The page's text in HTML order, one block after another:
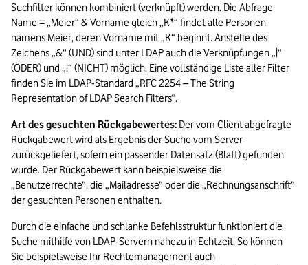
Suchfilter können kombiniert (verknüpft) werden. Die Abfrage
Name = „Meier“ & Vorname gleich „K*“ findet alle Personen
namens Meier, deren Vorname mit „K“ beginnt. Anstelle des
Zeichens „&“ (UND) sind unter LDAP auch die Verknüpfungen „|“
(ODER) und „!“ (NICHT) möglich. Eine vollständige Liste aller Filter
finden Sie im LDAP-Standard „RFC 2254 – The String
Representation of LDAP Search Filters“.
Art des gesuchten Rückgabewertes: Der vom Client abgefragte
Rückgabewert wird als Ergebnis der Suche vom Server
zurückgeliefert, sofern ein passender Datensatz (Blatt) gefunden
wurde. Der Rückgabewert kann beispielsweise die
„Benutzerrechte“, die „Mailadresse“ oder die „Rechnungsanschrift“
der gesuchten Personen enthalten.
Durch die einfache und schlanke Befehlsstruktur funktioniert die
Suche mithilfe von LDAP-Servern nahezu in Echtzeit. So können
Sie beispielsweise Ihr Rechtemanagement auch